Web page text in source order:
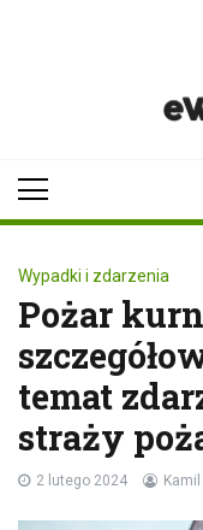
Wypadki i zdarzenia
Pożar
temat
straży
2 lutego 2024